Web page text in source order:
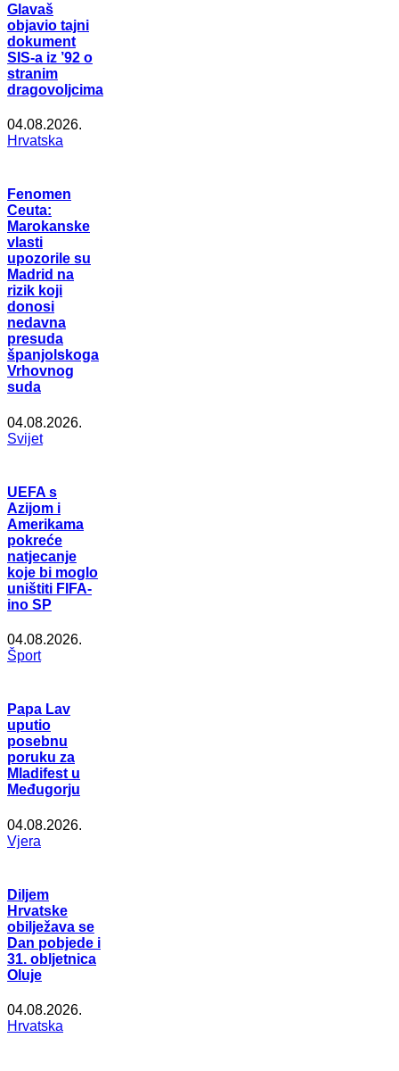
Glavaš
objavio tajni
dokument
SIS-a iz ’92 o
stranim
dragovoljcima
04.08.2026.
Hrvatska
Fenomen
Ceuta:
Marokanske
vlasti
upozorile su
Madrid na
rizik koji
donosi
nedavna
presuda
španjolskoga
Vrhovnog
suda
04.08.2026.
Svijet
UEFA s
Azijom i
Amerikama
pokreće
natjecanje
koje bi moglo
uništiti FIFA-
ino SP
04.08.2026.
Šport
Papa Lav
uputio
posebnu
poruku za
Mladifest u
Međugorju
04.08.2026.
Vjera
Diljem
Hrvatske
obilježava se
Dan pobjede i
31. obljetnica
Oluje
04.08.2026.
Hrvatska